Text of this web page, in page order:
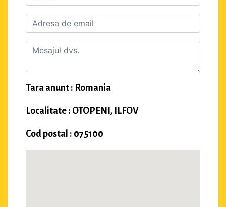
Tara anunt : Romania
Localitate : OTOPENI, ILFOV
Cod postal : 075100